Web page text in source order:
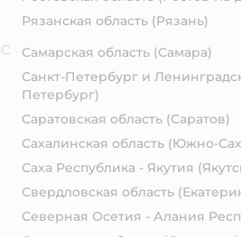
Рязанская область (Рязань)
Самарская область (Самара)
Санкт-Петербург и
Петербург)
Саратовская область (Саратов)
Сахалинская область (Южно-
Саха Республика - Якутия
Свердловская область
Северная Осетия - Алания